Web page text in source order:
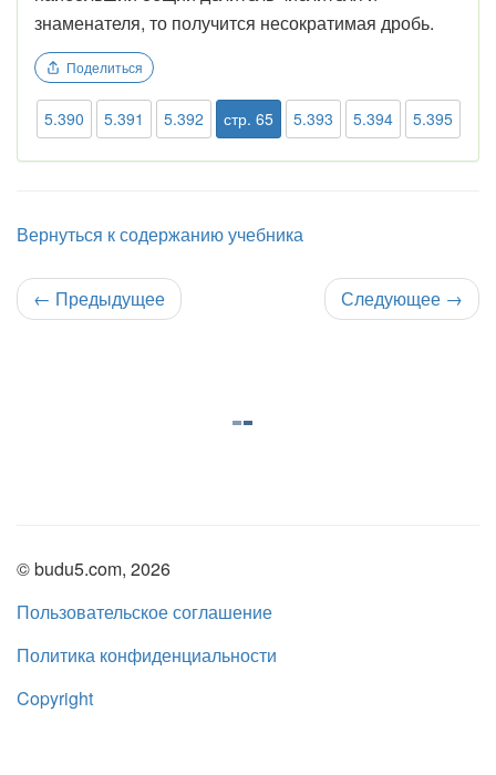
знаменателя, то получится несократимая дробь.
Поделиться
5.390 5.391 5.392 стр. 65 5.393 5.394 5.395
Вернуться к содержанию учебника
← Предыдущее Следующее →
© budu5.com, 2026
Пользовательское соглашение
Политика конфиденциальности
Copyright